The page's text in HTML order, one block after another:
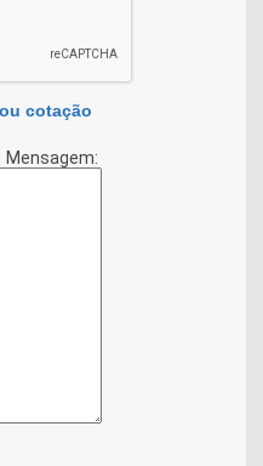
cotação
Mensagem: